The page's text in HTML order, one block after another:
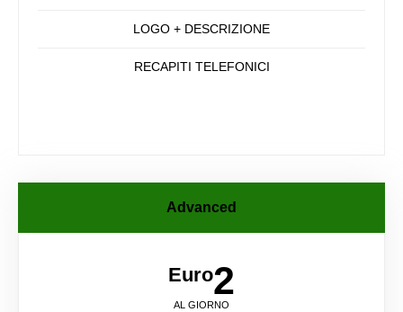
LOGO + DESCRIZIONE
RECAPITI TELEFONICI
Advanced
Euro2
AL GIORNO